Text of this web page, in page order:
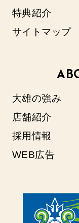
特典紹介
サイトマップ
大雄の強み
店舗紹介
採用情報
WEB広告